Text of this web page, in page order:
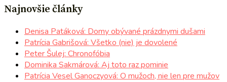
Najnovšie články
Denisa Patáková: Domy obývané prázdnymi dušami
Patrícia Gabrišová: Všetko (nie) je dovolené
Peter Šulej: Chronofóbia
Dominika Sakmárová: Aj toto raz pominie
Patrícia Vesel Ganoczyová: O mužoch, nie len pre mužov